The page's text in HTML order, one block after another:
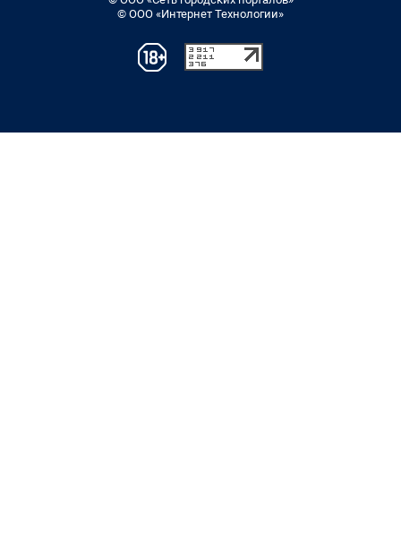
© ООО «Интернет Технологии»